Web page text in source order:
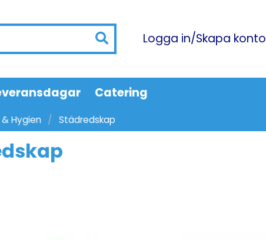
Logga in/Skapa konto
Catering
Hygien Städredskap